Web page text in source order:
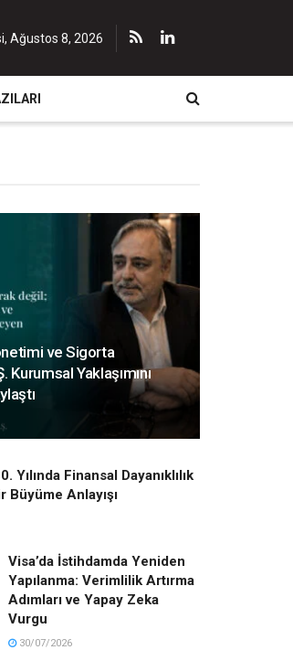
Ağustos 8, 2026
ve Sigorta
Kurumsal Yaklaşımını
Yılında Finansal Dayanıklılık
Anlayışı
Visa’da İstihdamda Yeniden
Yapılanma: Verimlilik Artırma
Adımları ve Yapay Zeka
Vurgu
30/07/2026